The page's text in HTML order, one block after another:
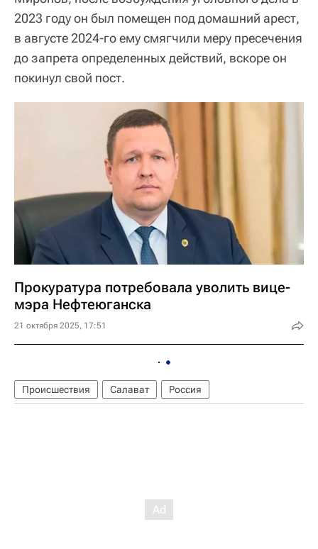
2023 году он был помещен под домашний арест,
в августе 2024-го ему смягчили меру пресечения
до запрета определенных действий, вскоре он
покинул свой пост.
Прокуратура потребовала уволить вице-
мэра Нефтеюганска
21 октября 2025, 17:51
Происшествия Салават Россия